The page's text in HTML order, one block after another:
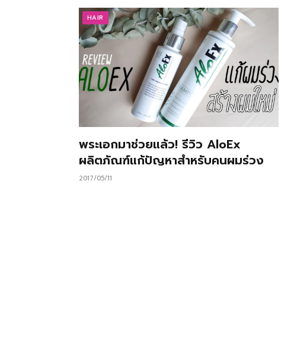
HAIR
พระเอกมาช่วยแล้ว! รีวิว AloEx
ผลิตภัณฑ์แก้ปัญหาสำหรับคนผมร่วง
2017/05/11